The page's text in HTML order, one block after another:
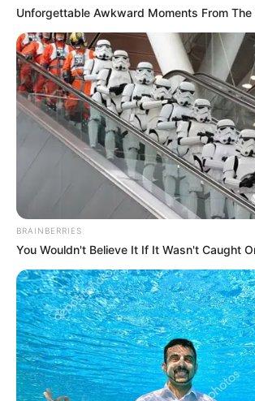
Amel Carla
Unforgettable Awkward Moments From The
BRAINBERRIES
You Wouldn't Believe It If It Wasn't Caught